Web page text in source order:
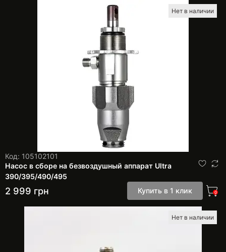
Нет в наличии
Код: 105102101
Насос в сборе на безвоздушный аппарат Ultra
390/395/490/495
2 999 грн Купить в 1 клик 0
Нет в наличии